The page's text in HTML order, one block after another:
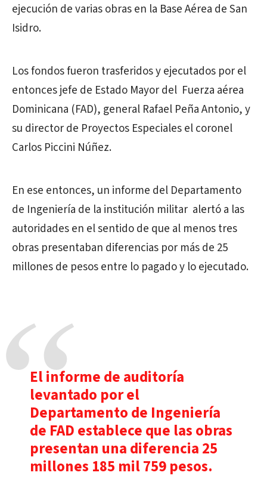
ejecución de varias obras en la Base Aérea de San
Isidro.
Los fondos fueron trasferidos y ejecutados por el
entonces jefe de Estado Mayor del Fuerza aérea
Dominicana (FAD), general Rafael Peña Antonio, y
su director de Proyectos Especiales el coronel
Carlos Piccini Núñez.
En ese entonces, un informe del Departamento
de Ingeniería de la institución militar alertó a las
autoridades en el sentido de que al menos tres
obras presentaban diferencias por más de 25
millones de pesos entre lo pagado y lo ejecutado.
El informe de auditoría
levantado por el
Departamento de Ingeniería
de FAD establece que las obras
presentan una diferencia 25
millones 185 mil 759 pesos.